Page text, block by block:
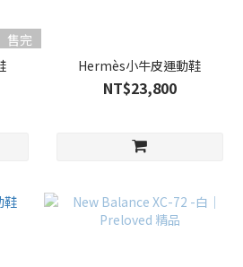
售完
Hermès小牛皮運動鞋
NT$23,800